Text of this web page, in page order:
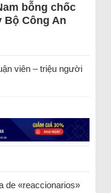
bỗng chốc
Công An
viên – triệu người
de «reaccionarios»